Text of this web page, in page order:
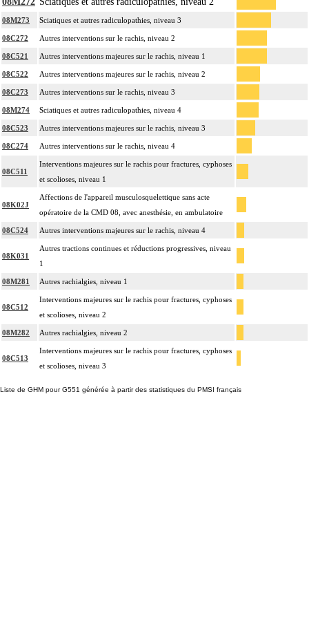
08M273 Sciatiques et autres radiculopathies, niveau 3
08C272 Autres interventions sur le rachis, niveau 2
08C521 Autres interventions majeures sur le rachis, niveau 1
08C522 Autres interventions majeures sur le rachis, niveau 2
08C273 Autres interventions sur le rachis, niveau 3
08M274 Sciatiques et autres radiculopathies, niveau 4
08C523 Autres interventions majeures sur le rachis, niveau 3
08C274 Autres interventions sur le rachis, niveau 4
08C511
Interventions majeures sur le rachis pour fractures, cyphoses
et scolioses, niveau 1
08K02J
Affections de l'appareil musculosquelettique sans acte
opératoire de la CMD 08, avec anesthésie, en ambulatoire
08C524 Autres interventions majeures sur le rachis, niveau 4
08K031
Autres tractions continues et réductions progressives, niveau
1
08M281 Autres rachialgies, niveau 1
08C512
Interventions majeures sur le rachis pour fractures, cyphoses
et scolioses, niveau 2
08M282 Autres rachialgies, niveau 2
08C513
Interventions majeures sur le rachis pour fractures, cyphoses
et scolioses, niveau 3
Liste de GHM pour G551 générée à partir des statistiques du PMSI français